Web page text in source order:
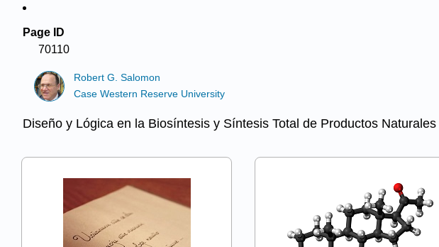
Page ID
70110
Robert G. Salomon
Case Western Reserve University
Diseño y Lógica en la Biosíntesis y Síntesis Total de Productos Naturales